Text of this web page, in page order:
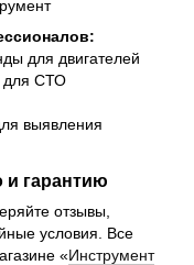
для двигателей
для СТО
выявления
и гарантию
отзывы,
условия. Все
«Инструмент